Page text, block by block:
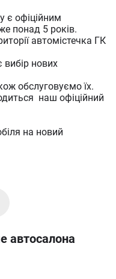
є офіційним
понад 5 років.
автомістечка ГК
вибір нових
обслуговуємо їх.
наш офіційний
на новий
автосалона